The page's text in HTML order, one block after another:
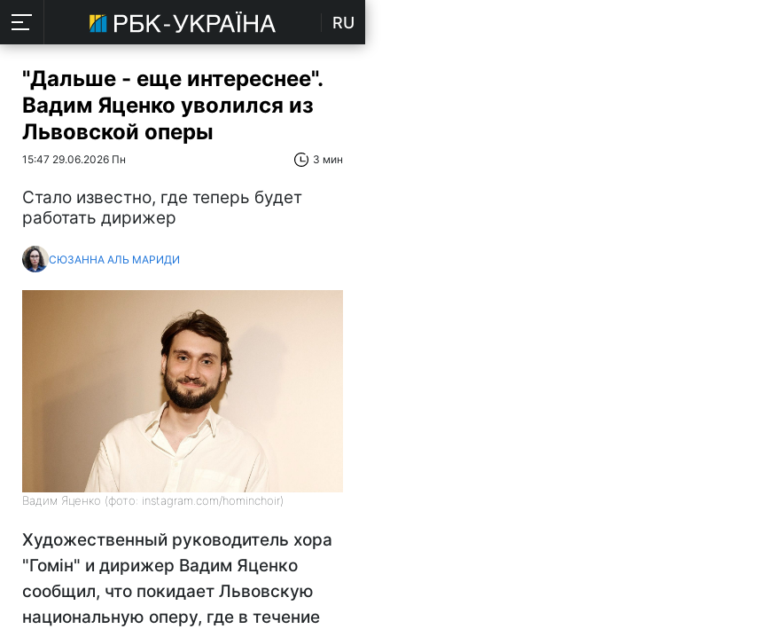
RU
"Дальше - еще интереснее".
Вадим Яценко уволился из
Львовской оперы
15:47 29.06.2026 Пн 3 мин
Стало известно, где теперь будет
работать дирижер
СЮЗАННА АЛЬ МАРИДИ
Вадим Яценко (фото: instagram.com/hominchoir)
Художественный руководитель хора
"Гомін" и дирижер Вадим Яценко
сообщил, что покидает Львовскую
национальную оперу, где в течение